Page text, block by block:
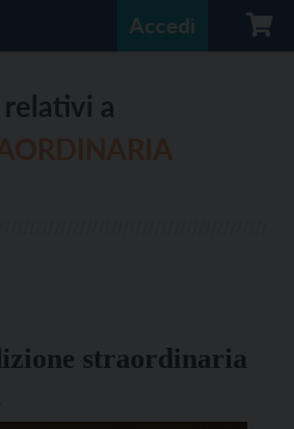
Accedi
a
straordinaria